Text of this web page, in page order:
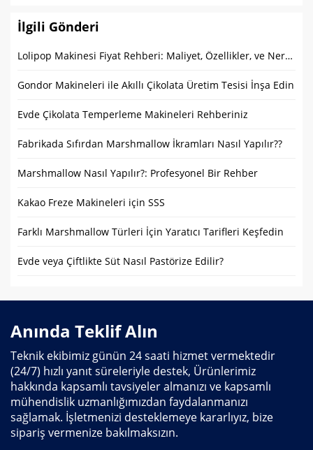
İlgili Gönderi
Lolipop Makinesi Fiyat Rehberi: Maliyet, Özellikler, ve Nereden Satın Alınır
Gondor Makineleri ile Akıllı Çikolata Üretim Tesisi İnşa Edin
Evde Çikolata Temperleme Makineleri Rehberiniz
Fabrikada Sıfırdan Marshmallow İkramları Nasıl Yapılır??
Marshmallow Nasıl Yapılır?: Profesyonel Bir Rehber
Kakao Freze Makineleri için SSS
Farklı Marshmallow Türleri İçin Yaratıcı Tarifleri Keşfedin
Evde veya Çiftlikte Süt Nasıl Pastörize Edilir?
Anında Teklif Alın
Teknik ekibimiz günün 24 saati hizmet vermektedir
(24/7) hızlı yanıt süreleriyle destek, Ürünlerimiz
hakkında kapsamlı tavsiyeler almanızı ve kapsamlı
mühendislik uzmanlığımızdan faydalanmanızı
sağlamak. İşletmenizi desteklemeye kararlıyız, bize
sipariş vermenize bakılmaksızın.